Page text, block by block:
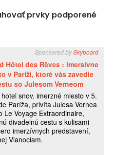
prvky podporené